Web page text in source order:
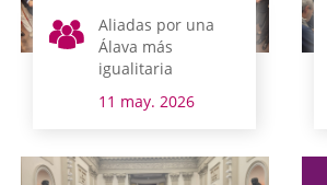
Aliadas por una
Álava más
igualitaria
11 may. 2026